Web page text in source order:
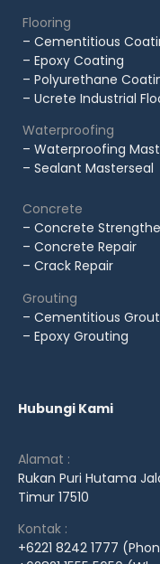
Flooring
– Cementitious
– Epoxy Coating
– Polyurethane
– Ucrete Industrial
Waterproofing
– Waterproofing
– Sealant Masterseal
Concrete
– Concrete
– Concrete Repair
– Crack Repair
Grouting
– Cementitious
– Epoxy Grouting
Hubungi Kami
Alamat :
Rukan Puri Hutama
Timur 17510
Kontak :
+6221 8242 1777